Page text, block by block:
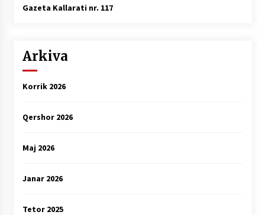
Gazeta Kallarati nr. 117
Arkiva
Korrik 2026
Qershor 2026
Maj 2026
Janar 2026
Tetor 2025